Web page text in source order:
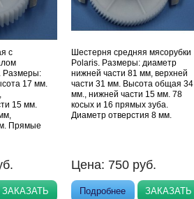
с
Размеры:
17 мм.
15 мм.
Прямые
ЗАКАЗАТЬ
Шестерня средняя мясорубки
Polaris. Размеры: диаметр
нижней части 81 мм, верхней
части 31 мм. Высота общая 34
мм., нижней части 15 мм. 78
косых и 16 прямых зуба.
Диаметр отверстия 8 мм.
Цена: 750 руб.
Подробнее ЗАКАЗАТЬ